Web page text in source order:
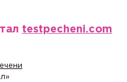
testpecheni.com